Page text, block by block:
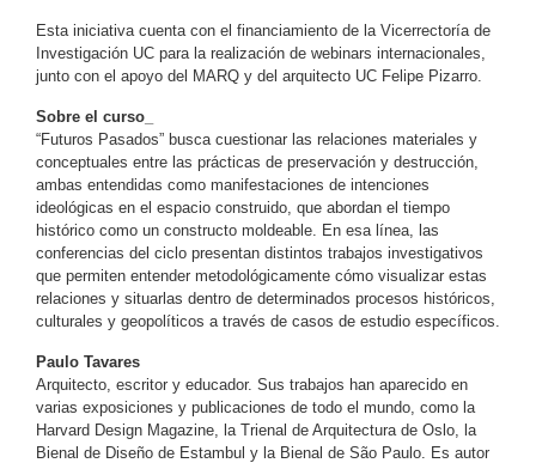
Esta iniciativa cuenta con el financiamiento de la Vicerrectoría de
Investigación UC para la realización de webinars internacionales,
junto con el apoyo del MARQ y del arquitecto UC Felipe Pizarro.
Sobre el curso_
“Futuros Pasados” busca cuestionar las relaciones materiales y
conceptuales entre las prácticas de preservación y destrucción,
ambas entendidas como manifestaciones de intenciones
ideológicas en el espacio construido, que abordan el tiempo
histórico como un constructo moldeable. En esa línea, las
conferencias del ciclo presentan distintos trabajos investigativos
que permiten entender metodológicamente cómo visualizar estas
relaciones y situarlas dentro de determinados procesos históricos,
culturales y geopolíticos a través de casos de estudio específicos.
Paulo Tavares
Arquitecto, escritor y educador. Sus trabajos han aparecido en
varias exposiciones y publicaciones de todo el mundo, como la
Harvard Design Magazine, la Trienal de Arquitectura de Oslo, la
Bienal de Diseño de Estambul y la Bienal de São Paulo. Es autor